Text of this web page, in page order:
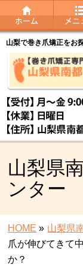
山梨で巻き爪矯正をお
山梨県
ンター
HOME » 山梨県
爪が伸びてきて
か？